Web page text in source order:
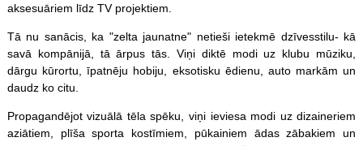
aksesuāriem līdz TV projektiem.
Tā nu sanācis, ka "zelta jaunatne" netieši ietekmē dzīvesstilu- kā
savā kompānijā, tā ārpus tās. Viņi diktē modi uz klubu mūziku,
dārgu kūrortu, īpatnēju hobiju, eksotisku ēdienu, auto markām un
daudz ko citu.
Propagandējot vizuālā tēla spēku, viņi ieviesa modi uz dizaineriem
aziātiem, plīša sporta kostīmiem, pūkainiem ādas zābakiem un